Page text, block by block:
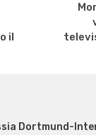
il
Dortmund-